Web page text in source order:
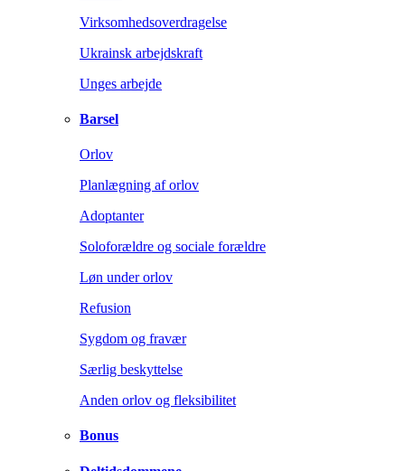
Virksomhedsoverdragelse
Ukrainsk arbejdskraft
Unges arbejde
Barsel
Orlov
Planlægning af orlov
Adoptanter
Soloforældre og sociale forældre
Løn under orlov
Refusion
Sygdom og fravær
Særlig beskyttelse
Anden orlov og fleksibilitet
Bonus